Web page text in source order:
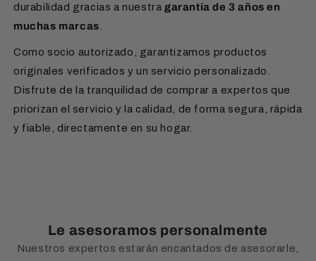
durabilidad gracias a nuestra garantía de 3 años en
muchas marcas
Como socio autorizado, garantizamos productos
originales verificados y un servicio personalizado.
Disfrute de la tranquilidad de comprar a expertos que
priorizan el servicio y la calidad, de forma segura, rápida
y fiable, directamente en su hogar.
Le asesoramos personalmente
Nuestros expertos estarán encantados de asesorarle,